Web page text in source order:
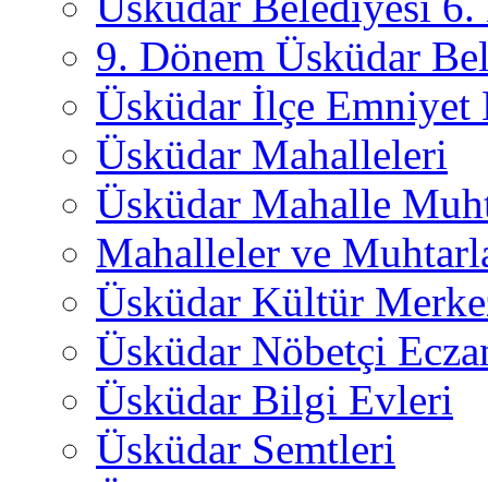
9. Dönem Üsküdar
Üsküdar İlçe
Üsküdar Mahalleleri
Üsküdar Mahalle
Mahalleler ve
Üsküdar Kültür
Üsküdar Nöbetçi
Üsküdar Bilgi Evleri
Üsküdar Semtleri